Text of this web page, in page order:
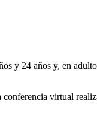
y 24 años y, en
virtual